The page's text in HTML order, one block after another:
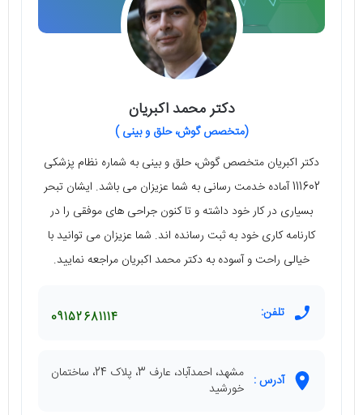
دکتر محمد اکبریان
(متخصص گوش، حلق و بینی )
دکتر اکبریان متخصص گوش، حلق و بینی به شماره نظام پزشکی
111602 آماده خدمت رسانی به شما عزیزان می باشد. ایشان تبحر
بسیاری در کار خود داشته و تا کنون جراحی های موفقی را در
کارنامه کاری خود به ثبت رسانده اند. شما عزیزان می توانید با
خیالی راحت و آسوده به دکتر محمد اکبریان مراجعه نمایید.
تلفن: 09152681114
آدرس :
مشهد، احمدآباد، عارف 3، پلاک 24، ساختمان
خورشید